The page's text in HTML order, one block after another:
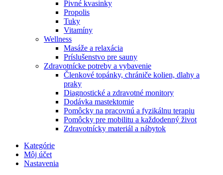
Pivné kvasinky
Propolis
Tuky
Vitamíny
Wellness
Masáže a relaxácia
Príslušenstvo pre sauny
Zdravotnícke potreby a vybavenie
Členkové topánky, chrániče kolien, dlahy a
praky
Diagnostické a zdravotné monitory
Dodávka mastektomie
Pomôcky na pracovnú a fyzikálnu terapiu
Pomôcky pre mobilitu a každodenný život
Zdravotnícky materiál a nábytok
Kategórie
Môj účet
Nastavenia